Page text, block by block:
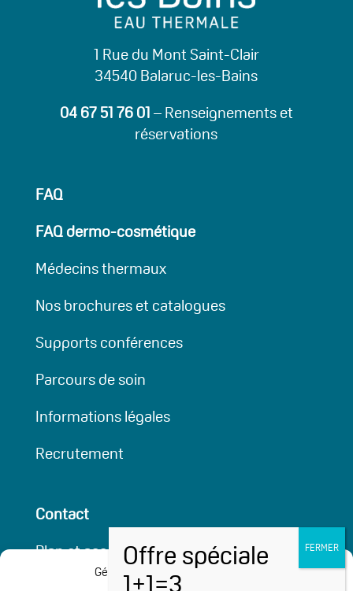
Gérer le consentement aux
1 Rue du Mont Saint-Clair
34540 Balaruc-les-Bains
04 67 51 76 01– Renseignements et
réservations
FAQ
FAQ dermo-cosmétique
Médecins thermaux
Nos brochures et catalogues
Supports conférences
Parcours de soin
Informations légales
Recrutement
Contact
Plan et accessibilité